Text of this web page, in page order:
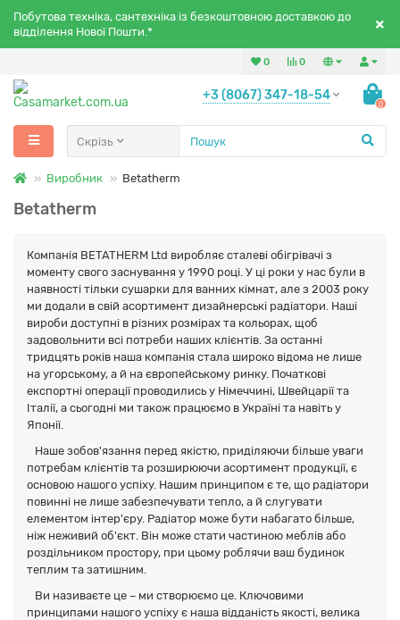
Побутова техніка, сантехніка із безкоштовною доставкою до
відділення Нової Пошти.*
0
0
+3 (8067) 347-18-54
0
Скрізь
Виробник Betatherm
Betatherm
Компанія BETATHERM Ltd виробляє сталеві обігрівачі з
моменту свого заснування у 1990 році. У ці роки у нас були в
наявності тільки сушарки для ванних кімнат, але з 2003 року
ми додали в свій асортимент дизайнерські радіатори. Наші
вироби доступні в різних розмірах та кольорах, щоб
задовольнити всі потреби наших клієнтів. За останні
тридцять років наша компанія стала широко відома не лише
на угорському, а й на європейському ринку. Початкові
експортні операції проводились у Німеччині, Швейцарії та
Італії, а сьогодні ми також працюємо в Україні та навіть у
Японії.
Наше зобов'язання перед якістю, приділяючи більше уваги
потребам клієнтів та розширюючи асортимент продукції, є
основою нашого успіху. Нашим принципом є те, що радіатори
повинні не лише забезпечувати тепло, а й слугувати
елементом інтер'єру. Радіатор може бути набагато більше,
ніж неживий об'єкт. Він може стати частиною меблів або
роздільником простору, при цьому роблячи ваш будинок
теплим та затишним.
Ви називаєте це – ми створюємо це. Ключовими
принципами нашого успіху є наша відданість якості, велика